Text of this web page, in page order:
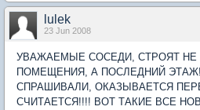
lulek
23 Jun 2008
УВАЖАЕМЫЕ СОСЕДИ, СТРОЯТ НЕ
ПОМЕЩЕНИЯ, А ПОСЛЕДНИЙ
СПРАШИВАЛИ, ОКАЗЫВАЕТСЯ
СЧИТАЕТСЯ!!!! ВОТ ТАКИЕ ВСЕ